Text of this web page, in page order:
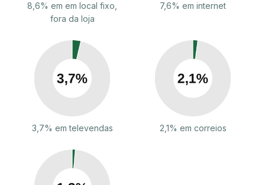
8,6% em em local fixo,
fora da loja
7,6% em internet
3,7% em televendas 2,1% em correios